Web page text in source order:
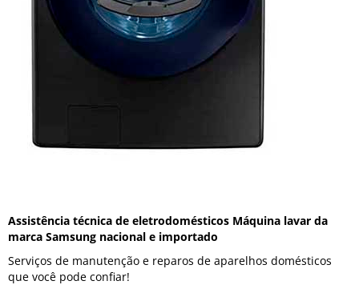
Assistência técnica de eletrodomésticos Máquina lavar da
marca Samsung nacional e importado
Serviços de manutenção e reparos de aparelhos domésticos
que você pode confiar!